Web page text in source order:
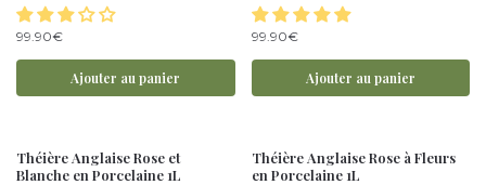
99.90€
Ajouter au panier
99.90€
Ajouter au panier
Théière Anglaise Rose et
Blanche en Porcelaine 1L
Théière Anglaise Rose à Fleurs
en Porcelaine 1L